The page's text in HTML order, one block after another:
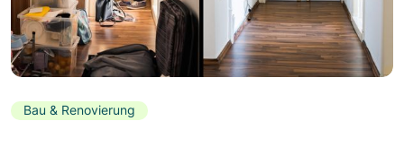
Bau & Renovierung